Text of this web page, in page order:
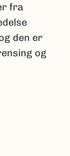
fra
den er
og